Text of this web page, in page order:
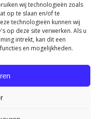
wij technologieën zoals
op te slaan en/of te
technologieën kunnen wij
op deze site verwerken. Als u
intrekt, kan dit een
en mogelijkheden.